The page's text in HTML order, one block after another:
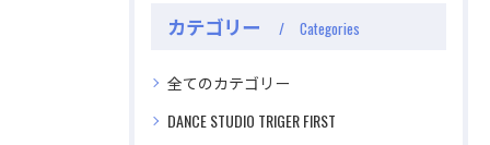
カテゴリー Categories
全てのカテゴリー
DANCE STUDIO TRIGER FIRST